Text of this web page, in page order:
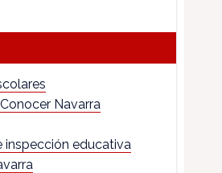
Navarra
inspección educativa